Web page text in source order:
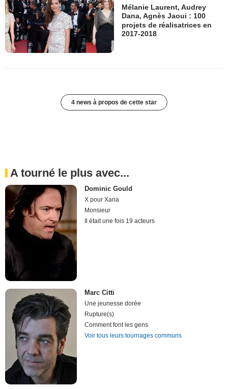
Mélanie Laurent, Audrey
Dana, Agnès Jaoui : 100
projets de réalisatrices en
2017-2018
4 news à propos de cette star
A tourné le plus avec...
Dominic Gould
X pour Xana
Monsieur
Il était une fois 19 acteurs
Marc Citti
Une jeunesse dorée
Rupture(s)
Comment font les gens
Voir tous leurs tournages communs